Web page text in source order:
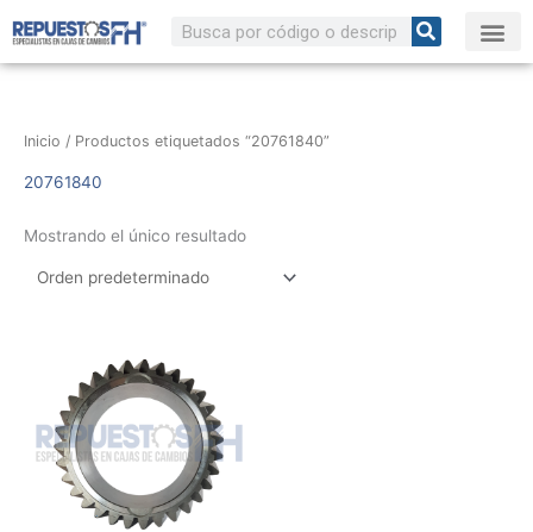
contenido
Buscar
Inicio / Productos etiquetados “20761840”
20761840
Mostrando el único resultado